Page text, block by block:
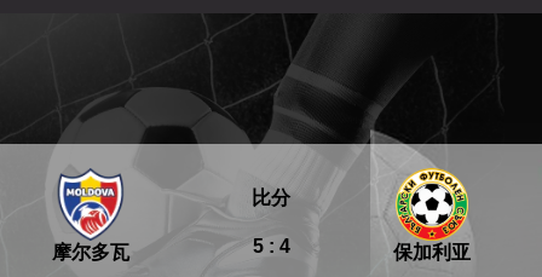
摩尔多瓦 5 : 4
比分
保加利亚